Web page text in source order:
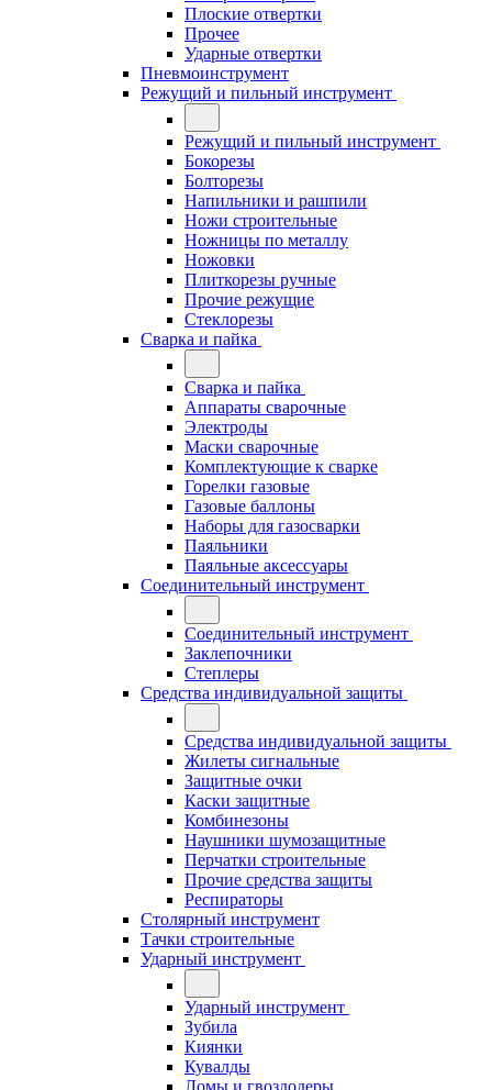
Плоские отвертки
Прочее
Ударные отвертки
Пневмоинструмент
Режущий и пильный инструмент
Режущий и пильный инструмент
Бокорезы
Болторезы
Напильники и рашпили
Ножи строительные
Ножницы по металлу
Ножовки
Плиткорезы ручные
Прочие режущие
Стеклорезы
Сварка и пайка
Сварка и пайка
Аппараты сварочные
Электроды
Маски сварочные
Комплектующие к сварке
Горелки газовые
Газовые баллоны
Наборы для газосварки
Паяльники
Паяльные аксессуары
Соединительный инструмент
Соединительный инструмент
Заклепочники
Степлеры
Средства индивидуальной защиты
Средства индивидуальной защиты
Жилеты сигнальные
Защитные очки
Каски защитные
Комбинезоны
Наушники шумозащитные
Перчатки строительные
Прочие средства защиты
Респираторы
Столярный инструмент
Тачки строительные
Ударный инструмент
Ударный инструмент
Зубила
Киянки
Кувалды
Ломы и гвоздодеры